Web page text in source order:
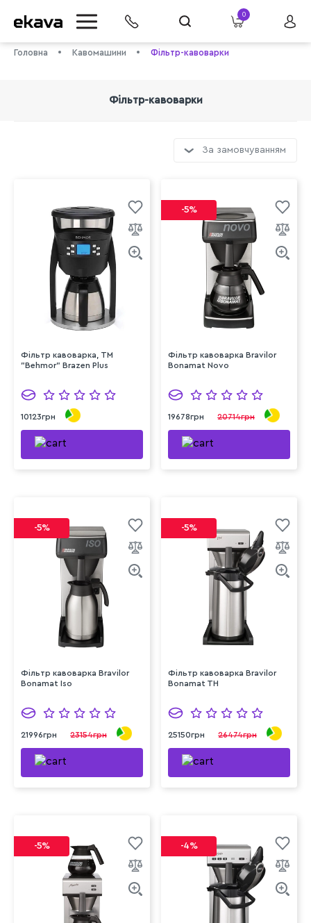
0
Головна Кавомашини Фільтр-кавоварки
Фільтр-кавоварки
За замовчуванням
Фільтр кавоварка, TM
"Behmor" Brazen Plus
10123грн
-5%
Фільтр кавоварка Bravilor
Bonamat Novo
19678грн 20714грн
-5%
Фільтр кавоварка Bravilor
Bonamat Iso
21996грн 23154грн
-5%
Фільтр кавоварка Bravilor
Bonamat TH
25150грн 26474грн
-5% -4%